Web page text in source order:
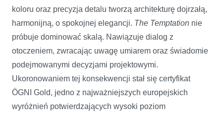
koloru oraz precyzja detalu tworzą architekturę dojrzałą,
harmonijną, o spokojnej elegancji. The Temptation nie
próbuje dominować skalą. Nawiązuje dialog z
otoczeniem, zwracając uwagę umiarem oraz świadomie
podejmowanymi decyzjami projektowymi.
Ukoronowaniem tej konsekwencji stał się certyfikat
ÖGNI Gold, jedno z najważniejszych europejskich
wyróżnień potwierdzających wysoki poziom